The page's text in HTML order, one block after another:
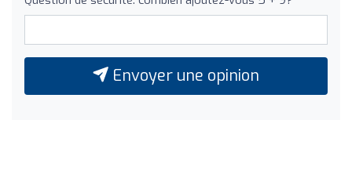
Envoyer une opinion